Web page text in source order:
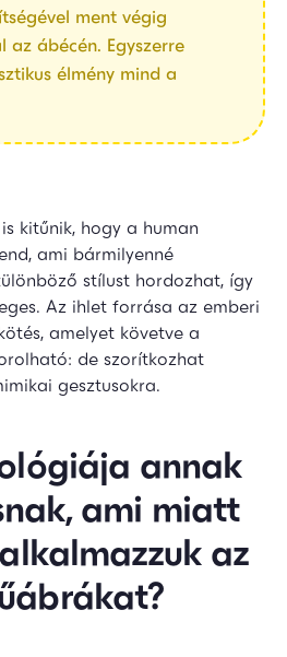
ment végig
az ábécén. Egyszerre
élmény mind a
kitűnik, hogy a human
ami bármilyenné
stílust hordozhat, így
Az ihlet forrása az emberi
amelyet követve a
de szorítkozhat
gesztusokra.
annak
ami miatt
az